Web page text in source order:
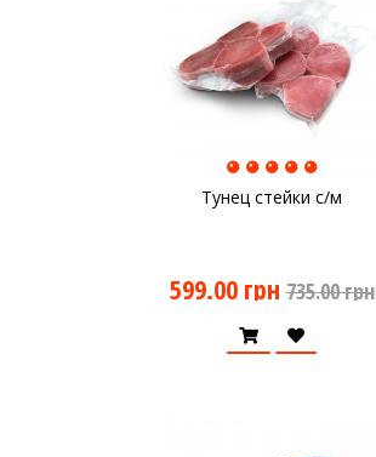
Тунец стейки с/м
599.00 грн 735.00 грн